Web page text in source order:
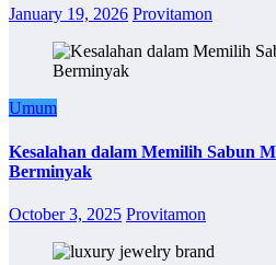
January 19, 2026 Provitamon
Umum
Kesalahan dalam Memilih Sabun
Berminyak
October 3, 2025 Provitamon